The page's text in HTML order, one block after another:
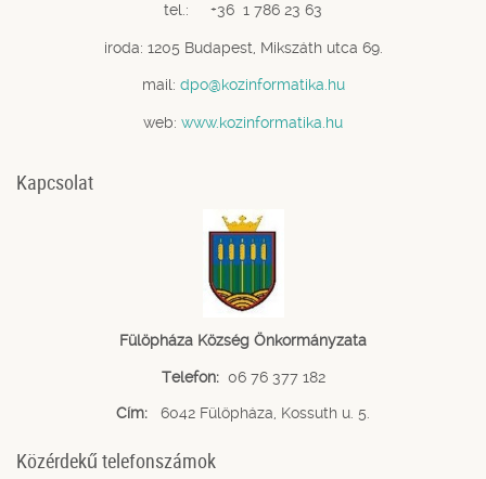
tel.: +36 1 786 23 63
iroda: 1205 Budapest, Mikszáth utca 69.
mail: dpo@kozinformatika.hu
web: www.kozinformatika.hu
Kapcsolat
Fülöpháza Község Önkormányzata
Telefon: 06 76 377 182
Cím: 6042 Fülöpháza, Kossuth u. 5.
Közérdekű telefonszámok